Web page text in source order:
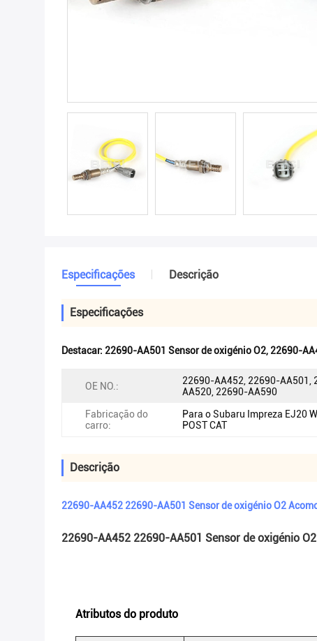
Especificações Descrição
Especificações
Destacar: 22690-AA501 Sensor de oxigénio O2, 22690-
OE NO.:
22690-AA452, 22690-AA501,
AA520, 22690-AA590
Fabricação do
carro:
Para o Subaru Impreza EJ20
POST CAT
Descrição
22690-AA452 22690-AA501 Sensor de oxigénio O2
22690-AA452 22690-AA501 Sensor de oxigénio
Atributos do produto